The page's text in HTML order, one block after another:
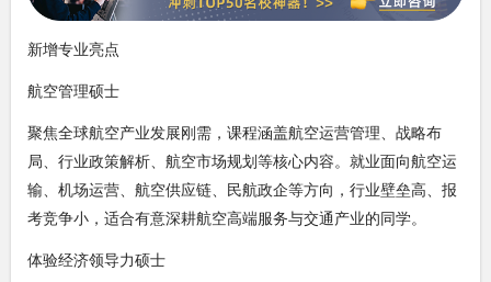
新增专业亮点
航空管理硕士
聚焦全球航空产业发展刚需，课程涵盖航空运营管理、战略布
局、行业政策解析、航空市场规划等核心内容。就业面向航空运
输、机场运营、航空供应链、民航政企等方向，行业壁垒高、报
考竞争小，适合有意深耕航空高端服务与交通产业的同学。
体验经济领导力硕士